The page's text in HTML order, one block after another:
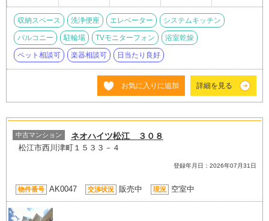
収納スペース 洗浄便座 エレベーター システムキッチン
バルコニー 駐輪場 TVモニターフォン 浴室乾燥
ペット相談可 楽器相談可 日当たり良好
お気に入りに追加 詳細を見る
中古マンション ネオハイツ松江 ３０８
松江市西川津町１５３３－４
登録年月日：2026年07月31日
物件番号 AK0047 交渉状況 販売中 現況 空室中